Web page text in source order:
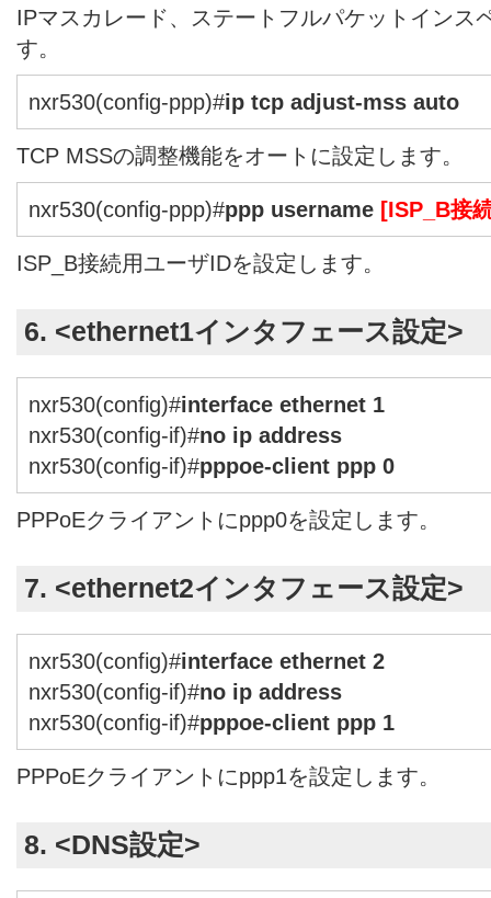
IPマスカレード、ステートフルパケットインス
す。
nxr530(config-ppp)#ip tcp adjust-mss auto
TCP MSSの調整機能をオートに設定します。
nxr530(config-ppp)#ppp username [ISP_B接
ISP_B接続用ユーザIDを設定します。
6. <ethernet1インタフェース設定>
nxr530(config)#interface ethernet 1
nxr530(config-if)#no ip address
nxr530(config-if)#pppoe-client ppp 0
PPPoEクライアントにppp0を設定します。
7. <ethernet2インタフェース設定>
nxr530(config)#interface ethernet 2
nxr530(config-if)#no ip address
nxr530(config-if)#pppoe-client ppp 1
PPPoEクライアントにppp1を設定します。
8. <DNS設定>